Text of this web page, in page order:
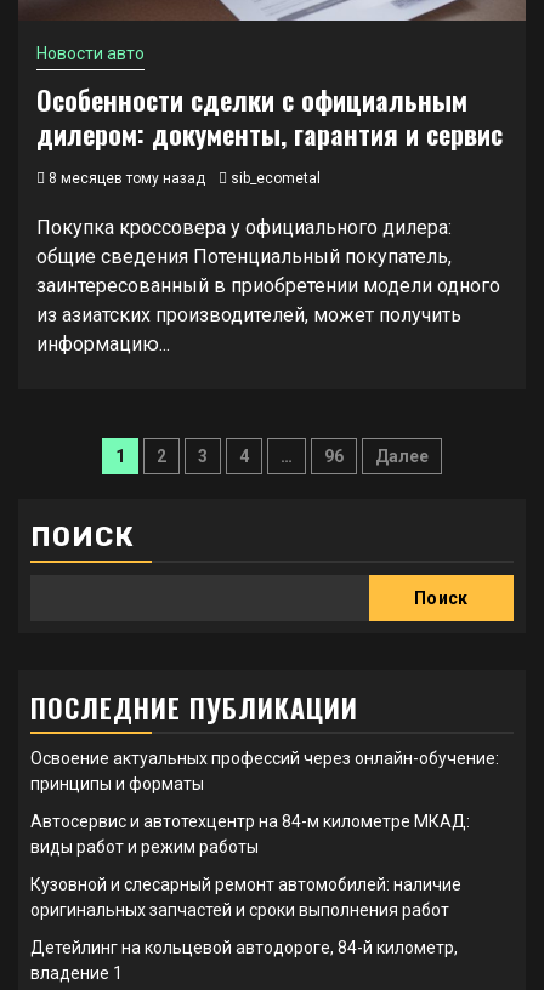
Новости авто
Особенности сделки с официальным
дилером: документы, гарантия и сервис
8 месяцев тому назад sib_ecometal
Покупка кроссовера у официального дилера:
общие сведения Потенциальный покупатель,
заинтересованный в приобретении модели одного
из азиатских производителей, может получить
информацию...
Пагинация
1 2 3 4 … 96 Далее
ПОИСК
Поиск
ПОСЛЕДНИЕ ПУБЛИКАЦИИ
Освоение актуальных профессий через онлайн-обучение:
принципы и форматы
Автосервис и автотехцентр на 84-м километре МКАД:
виды работ и режим работы
Кузовной и слесарный ремонт автомобилей: наличие
оригинальных запчастей и сроки выполнения работ
Детейлинг на кольцевой автодороге, 84-й километр,
владение 1